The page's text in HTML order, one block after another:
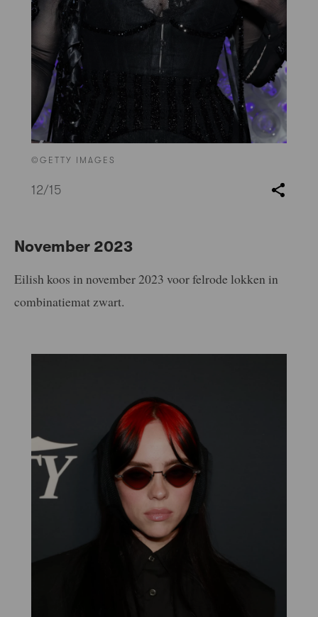
©GETTY IMAGES
12/15
November 2023
Eilish koos in november 2023 voor felrode lokken in
combinatiemat zwart.